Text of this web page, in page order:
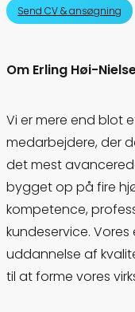
Send CV & ansøgning
Om Erling Høi-
Vi er mere end blot
medarbejdere, der
det mest
bygget op på fire
kompetence,
kundeservice.
uddannelse af
til at forme vores